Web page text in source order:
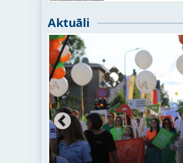
Aktuāli